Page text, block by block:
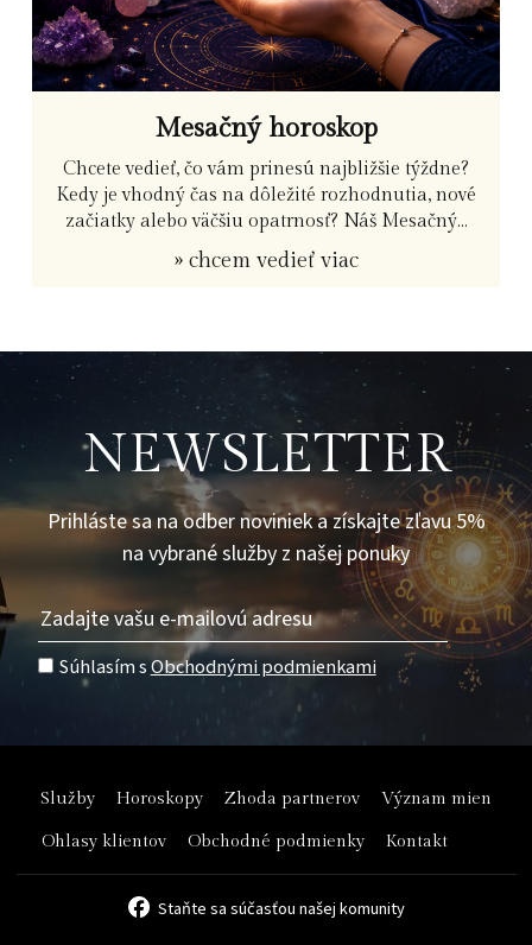
Mesačný horoskop
Chcete vedieť, čo vám prinesú najbližšie týždne?
Kedy je vhodný čas na dôležité rozhodnutia, nové
začiatky alebo väčšiu opatrnosť? Náš Mesačný...
» chcem vedieť viac
NEWSLETTER
Prihláste sa na odber noviniek a získajte zľavu 5%
na vybrané služby z našej ponuky
Súhlasím sObchodnými podmienkami
Služby Horoskopy Zhoda partnerov Význam mien
Ohlasy klientov Obchodné podmienky Kontakt
Staňte sa súčasťou našej komunity